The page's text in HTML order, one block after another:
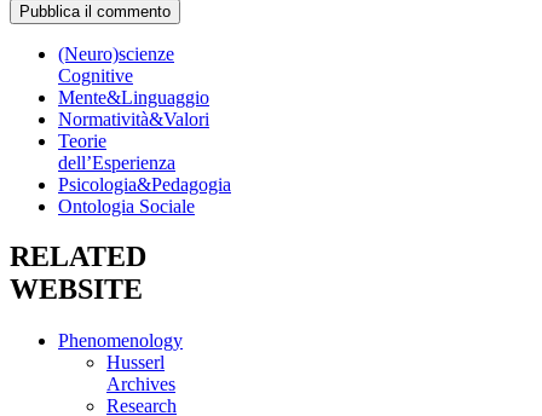
(Neuro)scienze
Cognitive
Mente&Linguaggio
Normatività&Valori
Teorie
dell’Esperienza
Psicologia&Pedagogia
Ontologia Sociale
RELATED
WEBSITE
Phenomenology
Husserl
Archives
Research